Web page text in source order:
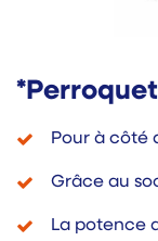
Pour à côté
Grâce au
La potence